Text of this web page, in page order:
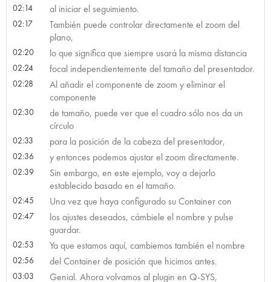
02:14 al iniciar el seguimiento.
02:17
También puede controlar directamente el zoom del
plano,
02:20 lo que significa que siempre usará la misma distancia
02:24 focal independientemente del tamaño del presentador.
02:28
Al añadir el componente de zoom y eliminar el
componente
02:30
de tamaño, puede ver que el cuadro sólo nos da un
círculo
02:33 para la posición de la cabeza del presentador,
02:36 y entonces podemos ajustar el zoom directamente.
02:39
Sin embargo, en este ejemplo, voy a dejarlo
establecido basado en el tamaño.
02:45 Una vez que haya configurado su Container con
02:47
los ajustes deseados, cámbiele el nombre y pulse
guardar.
02:53 Ya que estamos aquí, cambiemos también el nombre
02:56 del Container de posición que hicimos antes.
03:03 Genial. Ahora volvamos al plugin en Q-SYS,